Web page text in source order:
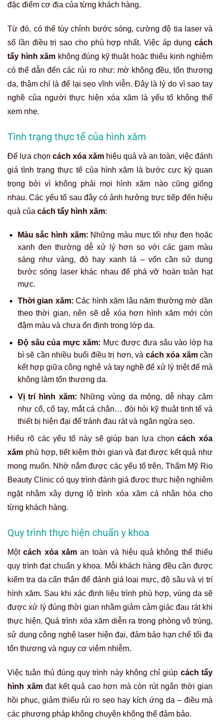
đặc điểm cơ địa của từng khách hàng.
Từ đó, có thể tùy chỉnh bước sóng, cường độ tia laser và
số lần điều trị sao cho phù hợp nhất. Việc áp dụng cách
tẩy hình xăm không đúng kỹ thuật hoặc thiếu kinh nghiệm
có thể dẫn đến các rủi ro như: mờ không đều, tổn thương
da, thậm chí là để lại sẹo vĩnh viễn. Đây là lý do vì sao tay
nghề của người thực hiện xóa xăm là yếu tố không thể
xem nhẹ.
Tình trạng thực tế của hình xăm
Để lựa chọn cách xóa xăm hiệu quả và an toàn, việc đánh
giá tình trạng thực tế của hình xăm là bước cực kỳ quan
trọng bởi vì không phải mọi hình xăm nào cũng giống
nhau. Các yếu tố sau đây có ảnh hưởng trực tiếp đến hiệu
quả của cách tẩy hình xăm:
Màu sắc hình xăm: Những màu mực tối như đen hoặc
xanh đen thường dễ xử lý hơn so với các gam màu
sáng như vàng, đỏ hay xanh lá – vốn cần sử dụng
bước sóng laser khác nhau để phá vỡ hoàn toàn hạt
mực.
Thời gian xăm: Các hình xăm lâu năm thường mờ dần
theo thời gian, nên sẽ dễ xóa hơn hình xăm mới còn
đậm màu và chưa ổn định trong lớp da.
Độ sâu của mực xăm: Mực được đưa sâu vào lớp hạ
bì sẽ cần nhiều buổi điều trị hơn, và cách xóa xămcần
kết hợp giữa công nghệ và tay nghề để xử lý triệt để mà
không làm tổn thương da.
Vị trí hình xăm: Những vùng da mỏng, dễ nhạy cảm
như cổ, cổ tay, mắt cá chân… đòi hỏi kỹ thuật tinh tế và
thiết bị hiện đại để tránh đau rát và ngăn ngừa sẹo.
Hiểu rõ các yếu tố này sẽ giúp bạn lựa chọncách xóa
xăm phù hợp, tiết kiệm thời gian và đạt được kết quả như
mong muốn. Nhờ nắm được các yếu tố trên, Thẩm Mỹ Rio
Beauty Clinic có quy trình đánh giá được thực hiện nghiêm
ngặt nhằm xây dựng lộ trình xóa xăm cá nhân hóa cho
từng khách hàng.
Quy trình thực hiện chuẩn y khoa
Mộtcách xóa xăm an toàn và hiệu quả không thể thiếu
quy trình đạt chuẩn y khoa. Mỗi khách hàng đều cần được
kiểm tra da cẩn thận để đánh giá loại mực, độ sâu và vị trí
hình xăm. Sau khi xác định liệu trình phù hợp, vùng da sẽ
được xử lý đúng thời gian nhằm giảm cảm giác đau rát khi
thực hiện. Quá trình xóa xăm diễn ra trong phòng vô trùng,
sử dụng công nghệ laser hiện đại, đảm bảo hạn chế tối đa
tổn thương và nguy cơ viêm nhiễm.
Việc tuân thủ đúng quy trình này không chỉ giúp cách tẩy
hình xămđạt kết quả cao hơn mà còn rút ngắn thời gian
hồi phục, giảm thiểu rủi ro sẹo hay kích ứng da – điều mà
các phương pháp không chuyên không thể đảm bảo.